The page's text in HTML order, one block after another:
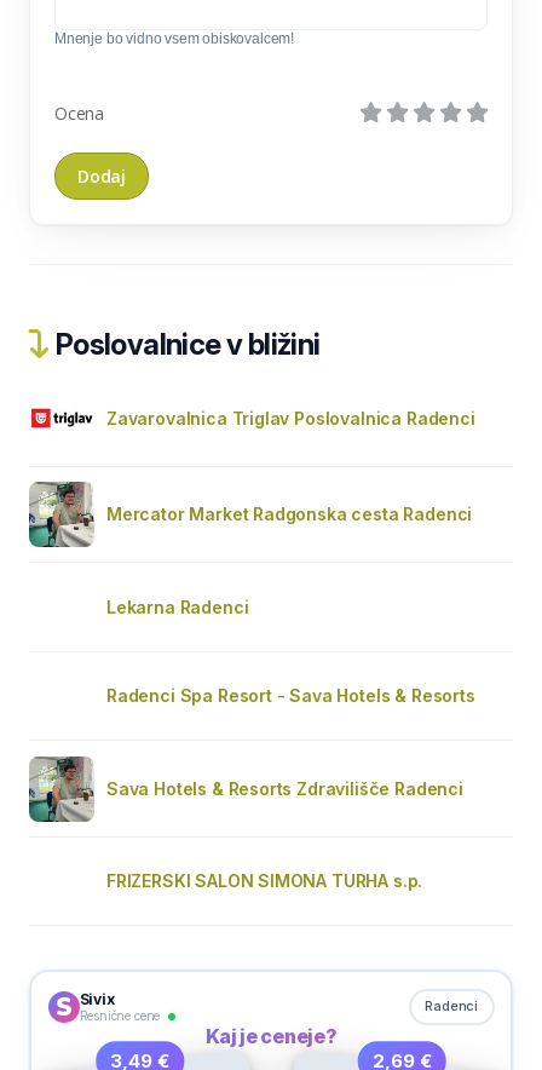
Mnenje bo vidno vsem obiskovalcem!
Ocena
Poslovalnice v bližini
Zavarovalnica Triglav Poslovalnica Radenci
Mercator Market Radgonska cesta Radenci
Lekarna Radenci
Radenci Spa Resort - Sava Hotels & Resorts
Sava Hotels & Resorts Zdravilišče Radenci
FRIZERSKI SALON SIMONA TURHA s.p.
Sivix
Resnične cene
Radenci
Kaj je ceneje?
3,49 € 2,69 €